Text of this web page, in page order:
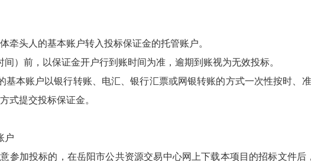
牵头人的基本账户转入投标保证金的托管账户。
）前，以保证金开户行到账时间为准，逾期到账视为无效投标。
基本账户以银行转账、电汇、银行汇票或网银转账的方式一次性按时、
式提交投标保证金。
户
参加投标的，在岳阳市公共资源交易中心网上下载本项目的招标文件后